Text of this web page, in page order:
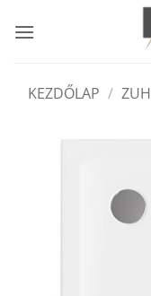
KEZDŐLAP /